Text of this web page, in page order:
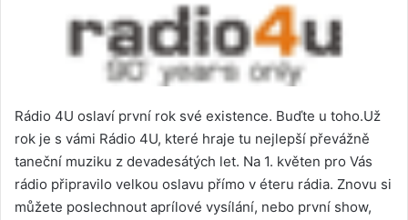
Rádio 4U oslaví první rok své existence. Buďte u toho.Už
rok je s vámi Rádio 4U, které hraje tu nejlepší převážně
taneční muziku z devadesátých let. Na 1. květen pro Vás
rádio připravilo velkou oslavu přímo v éteru rádia. Znovu si
můžete poslechnout aprílové vysílání, nebo první show,